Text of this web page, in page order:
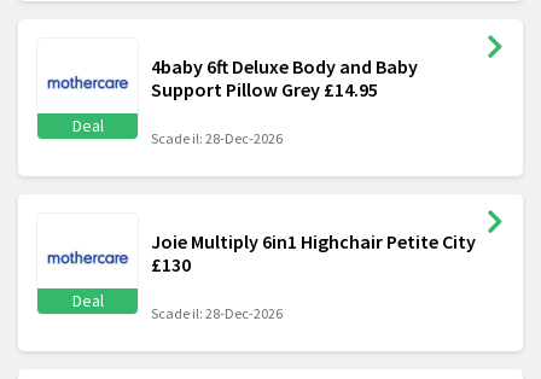
Deal
4baby 6ft Deluxe Body and Baby
Support Pillow Grey £14.95
Scade il: 28-Dec-2026
Deal
Joie Multiply 6in1 Highchair Petite City
£130
Scade il: 28-Dec-2026